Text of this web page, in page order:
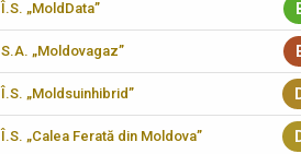
Î.S. „MoldData”
S.A. „Moldovagaz”
Î.S. „Moldsuinhibrid”
Î.S. „Calea Ferată din Moldova”